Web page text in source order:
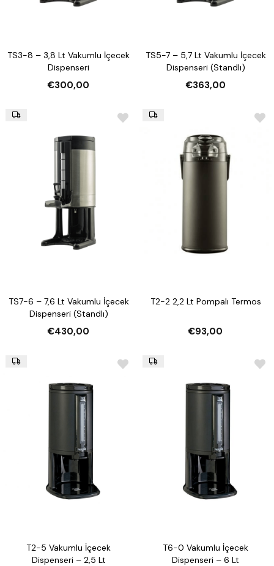
TS3-8 – 3,8 Lt Vakumlu İçecek
Dispenseri
€300,00
TS5-7 – 5,7 Lt Vakumlu İçecek
Dispenseri (Standlı)
€363,00
TS7-6 – 7,6 Lt Vakumlu İçecek
Dispenseri (Standlı)
€430,00
T2-2 2,2 Lt Pompalı Termos
€93,00
T2-5 Vakumlu İçecek
Dispenseri – 2,5 Lt
T6-0 Vakumlu İçecek
Dispenseri – 6 Lt